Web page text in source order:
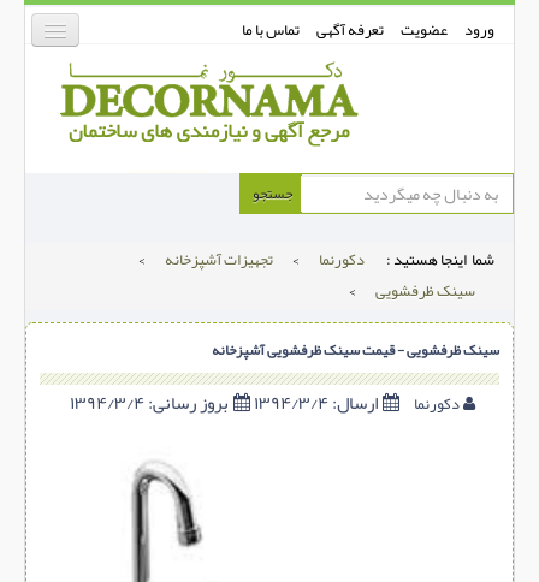
ورود عضویت تعرفه آگهی تماس با ما
دکورنما
دیوارپوش
دکوراسیون داخلی
درب و پنجره
بتن-بتون
جستجو
شما اینجا هستید : دکورنما > تجهیزات آشپزخانه
>
سینک ظرفشویی
>
سینک ظرفشویی - قیمت سینک ظرفشویی آشپزخانه
دکورنما ارسال:۱۳۹۴/۳/۴ بروز رسانی: